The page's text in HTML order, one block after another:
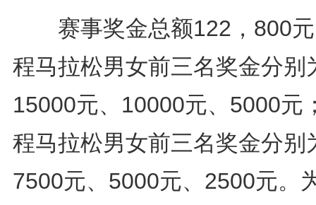
赛事奖金总额122，800元
程马拉松男女前三名奖金分别
15000元、10000元、5000元
程马拉松男女前三名奖金分别
7500元、5000元、2500元。